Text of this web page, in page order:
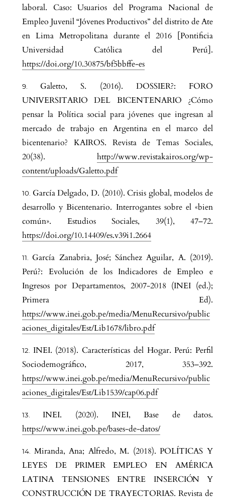
laboral. Caso: Usuarios del Programa Nacional de
Empleo Juvenil “Jóvenes Productivos” del distrito de Ate
en Lima Metropolitana durante el 2016 [Pontificia
Universidad Católica del Perú].
https://doi.org/10.30875/bf5bbffe-es
Galetto, S. (2016). DOSSIER?: FORO
UNIVERSITARIO DEL BICENTENARIO ¿Cómo
pensar la Política social para jóvenes que ingresan al
mercado de trabajo en Argentina en el marco del
bicentenario? KAIROS. Revista de Temas Sociales,
20(38). http://www.revistakairos.org/wp-
content/uploads/Galetto.pdf
García Delgado, D. (2010). Crisis global, modelos de
desarrollo y Bicentenario. Interrogantes sobre el «bien
común». Estudios Sociales, 39(1), 47–72.
https://doi.org/10.14409/es.v39i1.2664
García Zanabria, José; Sánchez Aguilar, A. (2019).
Perú?: Evolución de los Indicadores de Empleo e
Ingresos por Departamentos, 2007-2018 (INEI (ed.);
Primera Ed).
https://www.inei.gob.pe/media/MenuRecursivo/public
aciones_digitales/Est/Lib1678/libro.pdf
INEI. (2018). Características del Hogar. Perú: Perfil
Sociodemográfico, 2017, 353–392.
https://www.inei.gob.pe/media/MenuRecursivo/public
aciones_digitales/Est/Lib1539/cap06.pdf
INEI. (2020). INEI, Base de datos.
https://www.inei.gob.pe/bases-de-datos/
Miranda, Ana; Alfredo, M. (2018). POLÍTICAS Y
LEYES DE PRIMER EMPLEO EN AMÉRICA
LATINA TENSIONES ENTRE INSERCIÓN Y
CONSTRUCCIÓN DE TRAYECTORIAS. Revista de